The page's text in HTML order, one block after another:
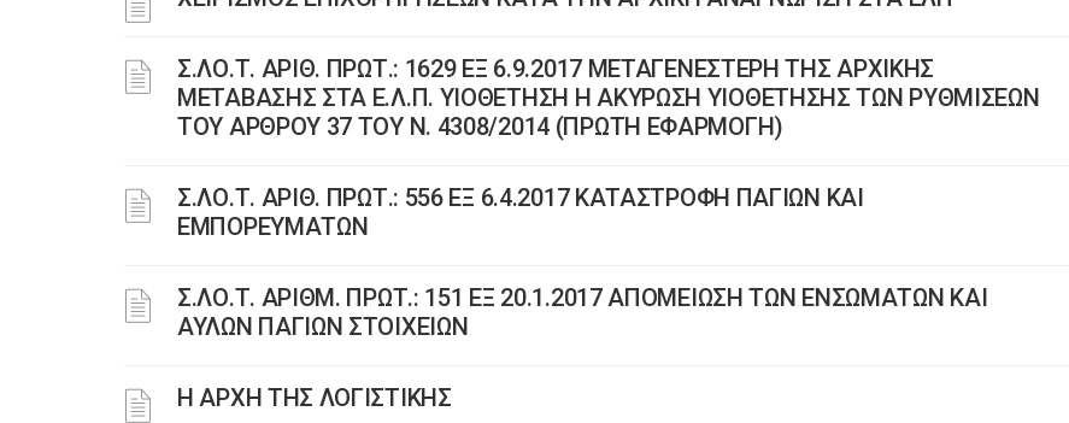
Σ.ΛΟ.Τ. ΑΡΙΘ. ΠΡΩΤ.: 1629 ΕΞ 6.9.2017 ΜΕΤΑΓΕΝΕΣΤΕΡΗ ΤΗΣ ΑΡΧΙΚΗΣ
ΜΕΤΑΒΑΣΗΣ ΣΤΑ Ε.Λ.Π. ΥΙΟΘΕΤΗΣΗ Η ΑΚΥΡΩΣΗ ΥΙΟΘΕΤΗΣΗΣ ΤΩΝ ΡΥΘΜΙΣΕΩΝ
ΤΟΥ ΑΡΘΡΟΥ 37 ΤΟΥ Ν. 4308/2014 (ΠΡΩΤΗ ΕΦΑΡΜΟΓΗ)
Σ.ΛΟ.Τ. ΑΡΙΘ. ΠΡΩΤ.: 556 ΕΞ 6.4.2017 ΚΑΤΑΣΤΡΟΦΗ ΠΑΓΙΩΝ ΚΑΙ
ΕΜΠΟΡΕΥΜΑΤΩΝ
Σ.ΛΟ.Τ. ΑΡΙΘΜ. ΠΡΩΤ.: 151 ΕΞ 20.1.2017 AΠΟΜΕΙΩΣΗ ΤΩΝ ΕΝΣΩΜΑΤΩΝ ΚΑΙ
ΑΥΛΩΝ ΠΑΓΙΩΝ ΣΤΟΙΧΕΙΩΝ
Η ΑΡΧΗ ΤΗΣ ΛΟΓΙΣΤΙΚΗΣ